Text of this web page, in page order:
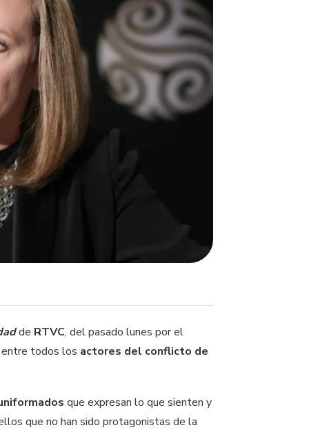
de RTVC, del pasado lunes por el
entre todos los actores del conflicto de
que expresan lo que sienten y
que no han sido protagonistas de la